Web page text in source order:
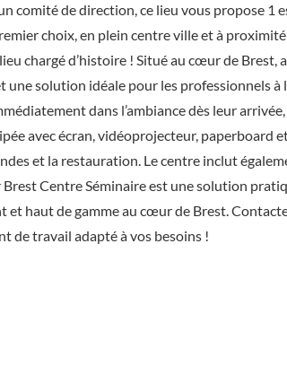
comité de direction, ce lieu vous propose 1
choix, en plein centre ville et à
chargé d’histoire ! Situé au cœur de Brest,
solution idéale pour les professionnels à
dans l’ambiance dès leur
avec écran, vidéoprojecteur, paperboard
et la restauration. Le centre inclut
Centre Séminaire est une solution
haut de gamme au cœur de Brest.
de travail adapté à vos besoins !